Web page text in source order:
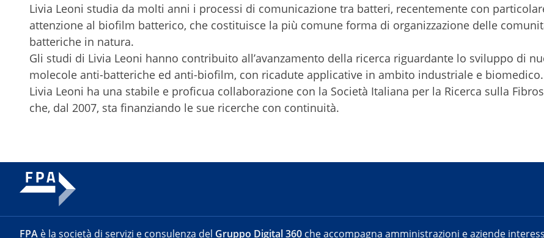
Livia Leoni studia da molti anni i processi di comunicazione tra batteri, recentemente con
attenzione al biofilm batterico, che costituisce la più comune forma di organizzazione delle
batteriche in natura.
Gli studi di Livia Leoni hanno contribuito all’avanzamento della ricerca riguardante lo sviluppo di
molecole anti-batteriche ed anti-biofilm, con ricadute applicative in ambito industriale e biomedico.
Livia Leoni ha una stabile e proficua collaborazione con la Società Italiana per la Ricerca sulla
che, dal 2007, sta finanziando le sue ricerche con continuità.
FPA è la società di servizi e consulenza del Gruppo Digital 360 che accompagna amministrazioni e aziende